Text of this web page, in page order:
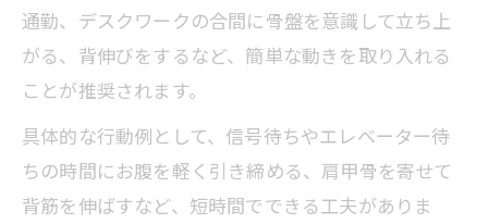
通勤、デスクワークの合間に骨盤を意識して立ち上
がる、背伸びをするなど、簡単な動きを取り入れる
ことが推奨されます。
具体的な行動例として、信号待ちやエレベーター待
ちの時間にお腹を軽く引き締める、肩甲骨を寄せて
背筋を伸ばすなど、短時間でできる工夫がありま